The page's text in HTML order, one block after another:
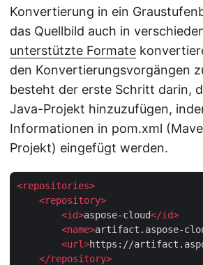
Konvertierung in ein
das Quellbild auch in
unterstützte Formate
den Konvertierungsvorgängen
besteht der erste Schritt darin,
Java-Projekt hinzuzufügen,
Informationen in pom.xml
Projekt) eingefügt werden.
<repositories>
<repository>
<id>aspose-cloud</id>
<name>artifact.aspose-
<url>https://
</repository>